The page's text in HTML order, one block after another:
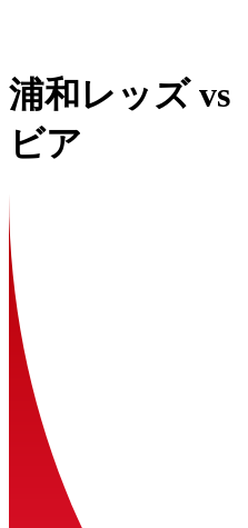
浦和レッズvs
ビア